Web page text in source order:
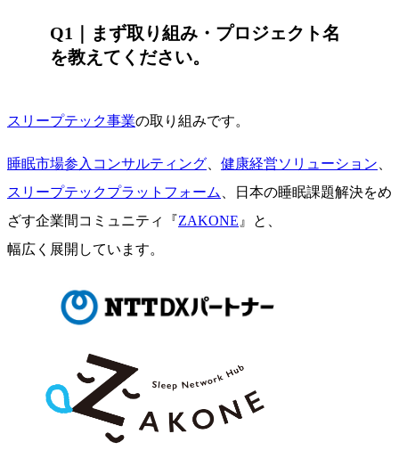
Q1｜
まず取り組み・プロジェクト名
を教えてください。
スリープテック事業の取り組みです。
睡眠市場参入コンサルティング 健康経営ソリューション
スリープテックプラットフォーム
、日本の睡眠課題解決をめ
ざす企業間コミュニティ『ZAKONE 』と、
幅広く展開しています。